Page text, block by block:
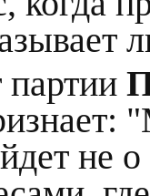
партии
не